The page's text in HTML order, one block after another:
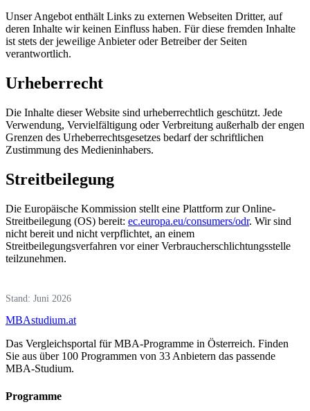
Unser Angebot enthält Links zu externen Webseiten Dritter, auf
deren Inhalte wir keinen Einfluss haben. Für diese fremden Inhalte
ist stets der jeweilige Anbieter oder Betreiber der Seiten
verantwortlich.
Urheberrecht
Die Inhalte dieser Website sind urheberrechtlich geschützt. Jede
Verwendung, Vervielfältigung oder Verbreitung außerhalb der engen
Grenzen des Urheberrechtsgesetzes bedarf der schriftlichen
Zustimmung des Medieninhabers.
Streitbeilegung
Die Europäische Kommission stellt eine Plattform zur Online-
Streitbeilegung (OS) bereit: ec.europa.eu/consumers/odr. Wir sind
nicht bereit und nicht verpflichtet, an einem
Streitbeilegungsverfahren vor einer Verbraucherschlichtungsstelle
teilzunehmen.
Stand: Juni 2026
MBAstudium.at
Das Vergleichsportal für MBA-Programme in Österreich. Finden
Sie aus über 100 Programmen von 33 Anbietern das passende
MBA-Studium.
Programme